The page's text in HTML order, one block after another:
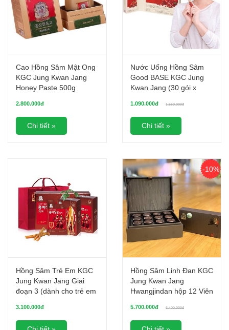
Cao Hồng Sâm Mật Ong
KGC Jung Kwan Jang
Honey Paste 500g
2.800.000đ
Chi tiết »
Nước Uống Hồng Sâm
Good BASE KGC Jung
Kwan Jang (30 gói x
1.090.000đ 1.560.000đ
Chi tiết »
Hồng Sâm Trẻ Em KGC
Jung Kwan Jang Giai
đoạn 3 (dành cho trẻ em
3.100.000đ
-10%
Hồng Sâm Linh Đan KGC
Jung Kwan Jang
Hwangjindan hộp 12 Viên
5.700.000đ 6.400.000đ